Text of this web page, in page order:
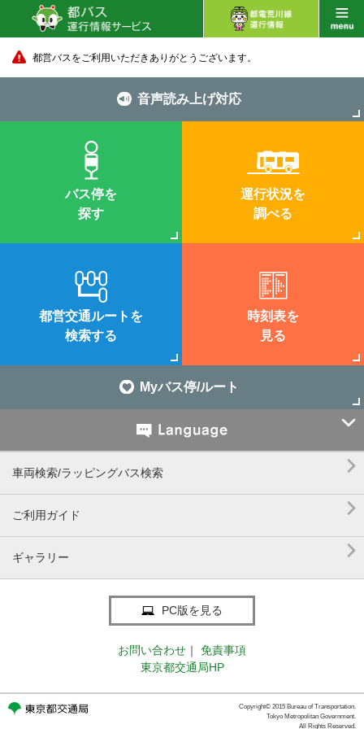
都営バスをご利用いただきありがとうございます。
音声読み上げ対応
バス停を
探す
運行状況を
調べる
都営交通ルートを
検索する
時刻表を
見る
Myバス停/ルート

車両検索/ラッピングバス検索 
ご利用ガイド 
ギャラリー 
PC版を見る
お問い合わせ ｜
免責事項
東京都交通局HP
Copyright© 2015 Bureau of Transportation.
Tokyo Metropolitan Government.
All Rights Reserved.